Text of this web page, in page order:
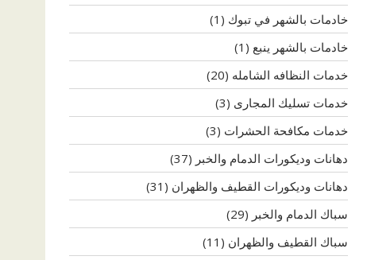
خادمات بالشهر في تبوك (1)
خادمات بالشهر ينبع (1)
خدمات النظافه الشامله (20)
خدمات تسليك المجارى (3)
خدمات مكافحة الحشرات (3)
دهانات وديكورات الدمام والخبر (37)
دهانات وديكورات القطيف والظهران (31)
سباك الدمام والخبر (29)
سباك القطيف والظهران (11)